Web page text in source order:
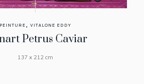
PEINTURE , VITALONE EDDY
Petrus Caviar
137 x 212 cm